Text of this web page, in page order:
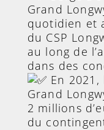
Grand
quotidien et
du CSP
au long de
dans des
En 2021,
Grand
2 millions
du